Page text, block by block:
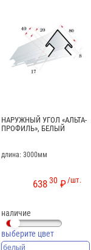
НАРУЖНЫЙ УГОЛ «АЛЬТА-
ПРОФИЛЬ», БЕЛЫЙ
длина: 3000мм
/шт.
63830 ₽
наличие
выберите цвет